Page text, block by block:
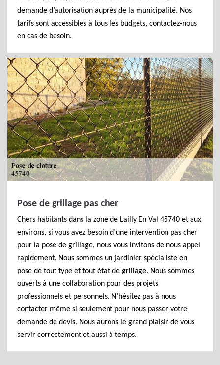
demande d’autorisation auprès de la municipalité. Nos
tarifs sont accessibles à tous les budgets, contactez-nous
en cas de besoin.
Pose de grillage pas cher
Chers habitants dans la zone de Lailly En Val 45740 et aux
environs, si vous avez besoin d’une intervention pas cher
pour la pose de grillage, nous vous invitons de nous appel
rapidement. Nous sommes un jardinier spécialiste en
pose de tout type et tout état de grillage. Nous sommes
ouverts à une collaboration pour des projets
professionnels et personnels. N’hésitez pas à nous
contacter même si seulement pour nous passer votre
demande de devis. Nous aurons le grand plaisir de vous
servir correctement et aussi à temps.